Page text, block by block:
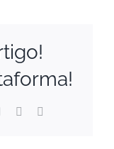
Pinterest